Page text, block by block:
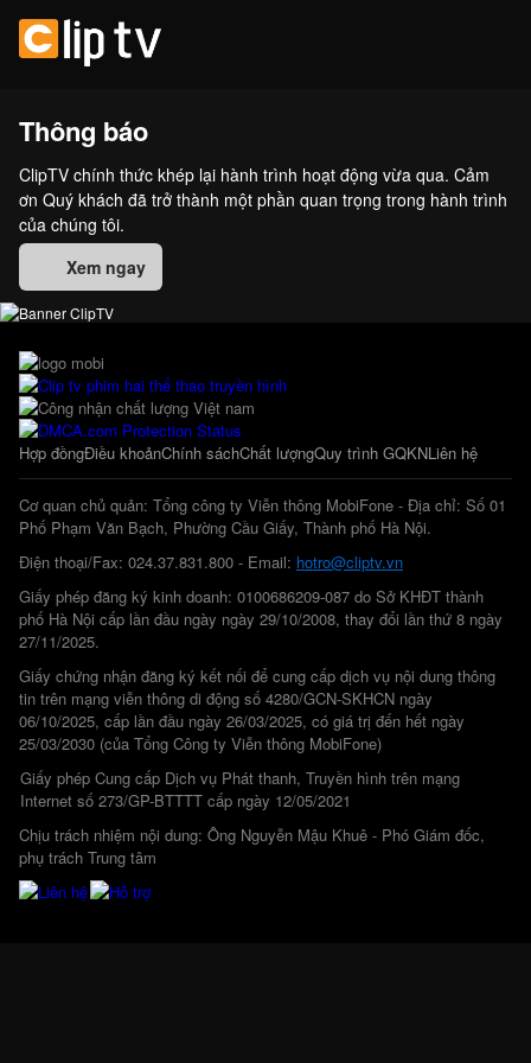
Thông báo
ClipTV chính thức khép lại hành trình hoạt động vừa qua. Cảm
ơn Quý khách đã trở thành một phần quan trọng trong hành trình
của chúng tôi.
Xem ngay
Hợp đồngĐiều khoảnChính sáchChất lượngQuy trình GQKNLiên hệ
Cơ quan chủ quản: Tổng công ty Viễn thông MobiFone - Địa chỉ: Số 01
Phố Phạm Văn Bạch, Phường Cầu Giấy, Thành phố Hà Nội.
Điện thoại/Fax: 024.37.831.800 - Email: hotro@cliptv.vn
Giấy phép đăng ký kinh doanh: 0100686209-087 do Sở KHĐT thành
phố Hà Nội cấp lần đầu ngày ngày 29/10/2008, thay đổi lần thứ 8 ngày
27/11/2025.
Giấy chứng nhận đăng ký kết nối để cung cấp dịch vụ nội dung thông
tin trên mạng viễn thông di động số 4280/GCN-SKHCN ngày
06/10/2025, cấp lần đầu ngày 26/03/2025, có giá trị đến hết ngày
25/03/2030 (của Tổng Công ty Viễn thông MobiFone)
Giấy phép Cung cấp Dịch vụ Phát thanh, Truyền hình trên mạng
Internet số 273/GP-BTTTT cấp ngày 12/05/2021
Chịu trách nhiệm nội dung: Ông Nguyễn Mậu Khuê - Phó Giám đốc,
phụ trách Trung tâm